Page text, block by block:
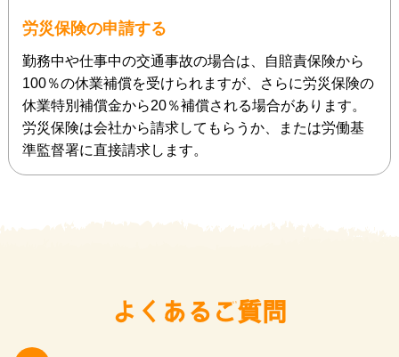
労災保険の申請する
勤務中や仕事中の交通事故の場合は、自賠責保険から
100％の休業補償を受けられますが、さらに労災保険の
休業特別補償金から20％補償される場合があります。
労災保険は会社から請求してもらうか、または労働基
準監督署に直接請求します。
よくあるご質問